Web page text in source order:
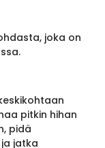
joka on
pitkin hihan
pidä
jatka